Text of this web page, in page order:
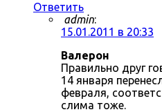
Ответить
admin:
15.01.2011 в 20:33
Валерон
Правильно друг
14 января
февраля,
слима тоже.